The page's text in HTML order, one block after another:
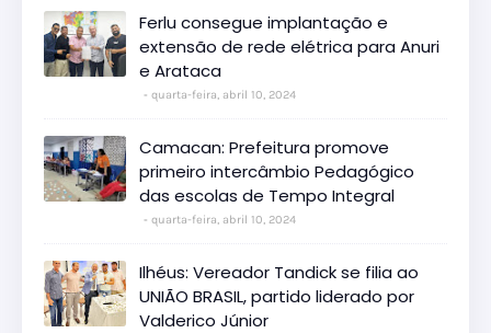
Ferlu consegue implantação e
extensão de rede elétrica para Anuri
e Arataca
quarta-feira, abril 10, 2024
Camacan: Prefeitura promove
primeiro intercâmbio Pedagógico
das escolas de Tempo Integral
quarta-feira, abril 10, 2024
Ilhéus: Vereador Tandick se filia ao
UNIÃO BRASIL, partido liderado por
Valderico Júnior